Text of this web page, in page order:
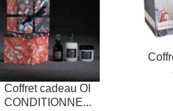
Coffret cadeau OI
CONDITIONNE...
AJOUTER
AU PANIER
PLUS
D'INFOS